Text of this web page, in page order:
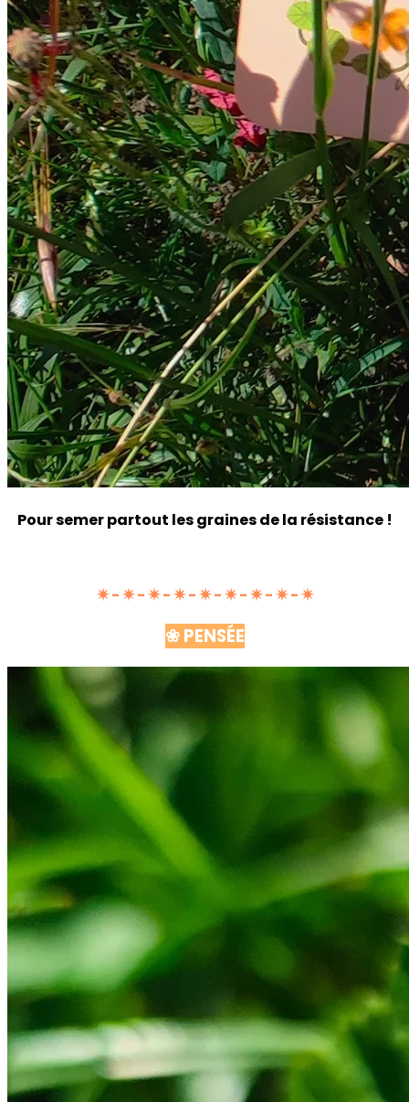
Pour semer partout les graines de la résistance !
✷ - ✷ - ✷ - ✷ - ✷ - ✷ - ✷ - ✷ - ✷
❀ PENSÉE